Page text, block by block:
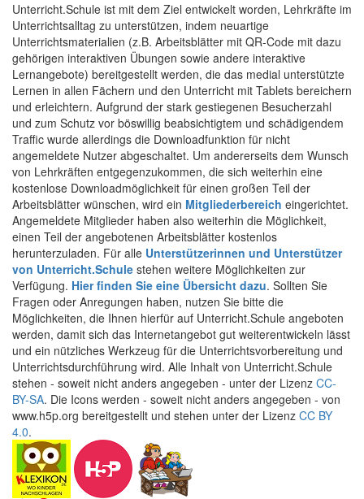
Unterricht.Schule ist mit dem Ziel entwickelt worden, Lehrkräfte im
Unterrichtsalltag zu unterstützen, indem neuartige
Unterrichtsmaterialien (z.B. Arbeitsblätter mit QR-Code mit dazu
gehörigen interaktiven Übungen sowie andere interaktive
Lernangebote) bereitgestellt werden, die das medial unterstützte
Lernen in allen Fächern und den Unterricht mit Tablets bereichern
und erleichtern. Aufgrund der stark gestiegenen Besucherzahl
und zum Schutz vor böswillig beabsichtigtem und schädigendem
Traffic wurde allerdings die Downloadfunktion für nicht
angemeldete Nutzer abgeschaltet. Um andererseits dem Wunsch
von Lehrkräften entgegenzukommen, die sich weiterhin eine
kostenlose Downloadmöglichkeit für einen großen Teil der
Arbeitsblätter wünschen, wird ein Mitgliederbereich eingerichtet.
Angemeldete Mitglieder haben also weiterhin die Möglichkeit,
einen Teil der angebotenen Arbeitsblätter kostenlos
herunterzuladen. Für alle Unterstützerinnen und Unterstützer
von Unterricht.Schule stehen weitere Möglichkeiten zur
Verfügung. Hier finden Sie eine Übersicht dazu. Sollten Sie
Fragen oder Anregungen haben, nutzen Sie bitte die
Möglichkeiten, die Ihnen hierfür auf Unterricht.Schule angeboten
werden, damit sich das Internetangebot gut weiterentwickeln lässt
und ein nützliches Werkzeug für die Unterrichtsvorbereitung und
Unterrichtsdurchführung wird. Alle Inhalt von Unterricht.Schule
stehen - soweit nicht anders angegeben - unter der Lizenz CC-
BY-SA. Die Icons werden - soweit nicht anders angegeben - von
www.h5p.org bereitgestellt und stehen unter der Lizenz CC BY
4.0.